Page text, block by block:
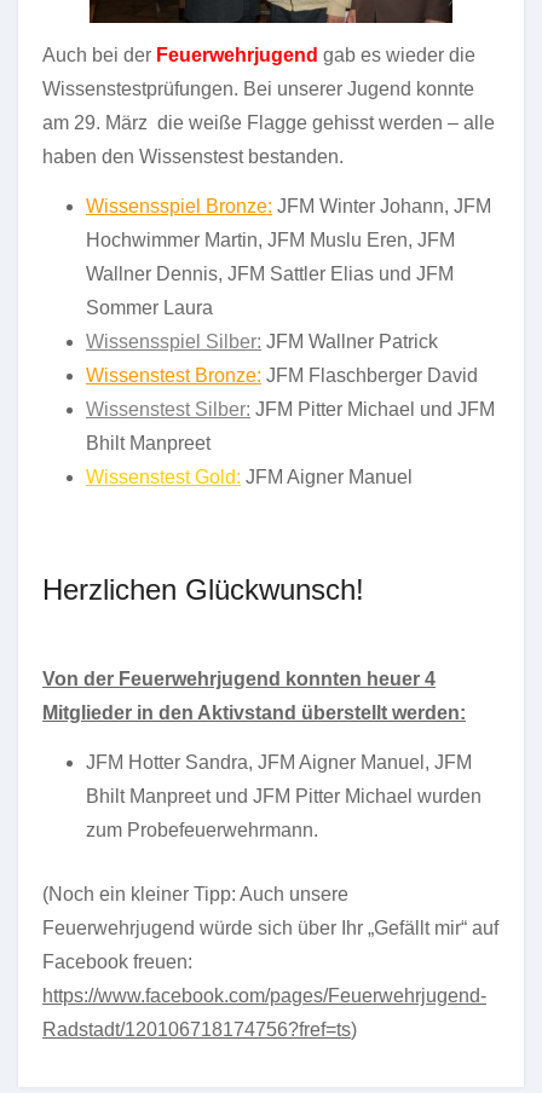
Auch bei der Feuerwehrjugend gab es wieder die
Wissenstestprüfungen. Bei unserer Jugend konnte
am 29. März die weiße Flagge gehisst werden – alle
haben den Wissenstest bestanden.
Wissensspiel Bronze: JFM Winter Johann, JFM
Hochwimmer Martin, JFM Muslu Eren, JFM
Wallner Dennis, JFM Sattler Elias und JFM
Sommer Laura
Wissensspiel Silber: JFM Wallner Patrick
Wissenstest Bronze: JFM Flaschberger David
Wissenstest Silber: JFM Pitter Michael und JFM
Bhilt Manpreet
Wissenstest Gold: JFM Aigner Manuel
Herzlichen Glückwunsch!
Von der Feuerwehrjugend konnten heuer 4
Mitglieder in den Aktivstand überstellt werden:
JFM Hotter Sandra, JFM Aigner Manuel, JFM
Bhilt Manpreet und JFM Pitter Michael wurden
zum Probefeuerwehrmann.
(Noch ein kleiner Tipp: Auch unsere
Feuerwehrjugend würde sich über Ihr „Gefällt mir“ auf
Facebook freuen:
https://www.facebook.com/pages/Feuerwehrjugend-
Radstadt/120106718174756?fref=ts)